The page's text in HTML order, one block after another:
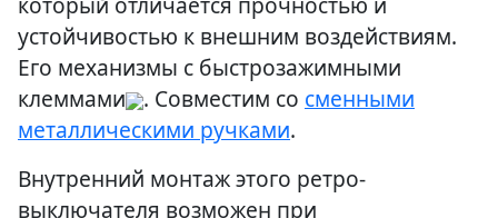
устойчивостью к внешним воздействиям.
Его механизмы с быстрозажимными
клеммами
. Совместим со сменными
металлическими ручками.
Внутренний монтаж этого ретро-
выключателя возможен при